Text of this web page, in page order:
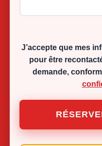
J’accepte que mes
pour être
demande,